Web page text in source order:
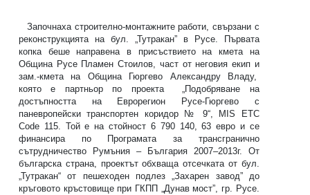
Започнаха строително-монтажните работи, свързани с
реконструкцията на бул. „Тутракан” в Русе. Първата
копка беше направена в присъствието на кмета на
Община Русе Пламен Стоилов, част от неговия екип и
зам.-кмета на Община Гюргево Александру Владу,
която е партньор по проекта
„Подобряване на
достъпността на Еврорегион Русе-Гюргево с
паневропейски транспортен коридор № 9“, MIS ETC
Code 115. Той е на стойност 6 790 140, 63 евро и се
финансира по Програмата за трансгранично
сътрудничество Румъния – България 2007–2013г. От
българска страна, проектът обхваща отсечката от бул.
„Тутракан“ от пешеходен подлез „Захарен завод” до
кръговото кръстовище при ГКПП „Дунав мост”, гр. Русе.